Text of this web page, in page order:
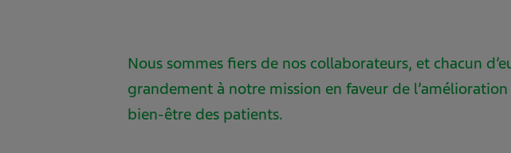
Nous sommes fiers de nos collaborateurs, et chacun
grandement à notre mission en faveur de
bien-être des patients.